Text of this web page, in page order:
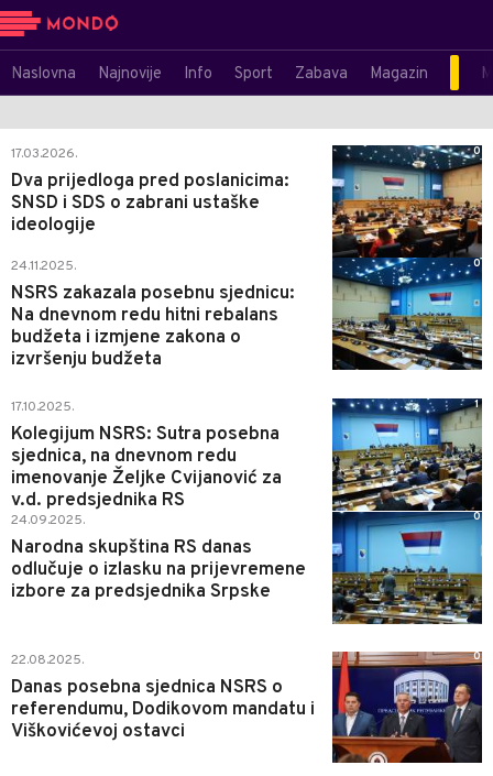
Naslovna Najnovije Info Sport Zabava Magazin
17.03.2026.
Dva prijedloga pred poslanicima:
SNSD i SDS o zabrani ustaške
ideologije
0
24.11.2025.
NSRS zakazala posebnu sjednicu:
Na dnevnom redu hitni rebalans
budžeta i izmjene zakona o
izvršenju budžeta
0
17.10.2025.
Kolegijum NSRS: Sutra posebna
sjednica, na dnevnom redu
imenovanje Željke Cvijanović za
v.d. predsjednika RS
1
24.09.2025.
Narodna skupština RS danas
odlučuje o izlasku na prijevremene
izbore za predsjednika Srpske
0
22.08.2025.
Danas posebna sjednica NSRS o
referendumu, Dodikovom mandatu i
Viškovićevoj ostavci
0